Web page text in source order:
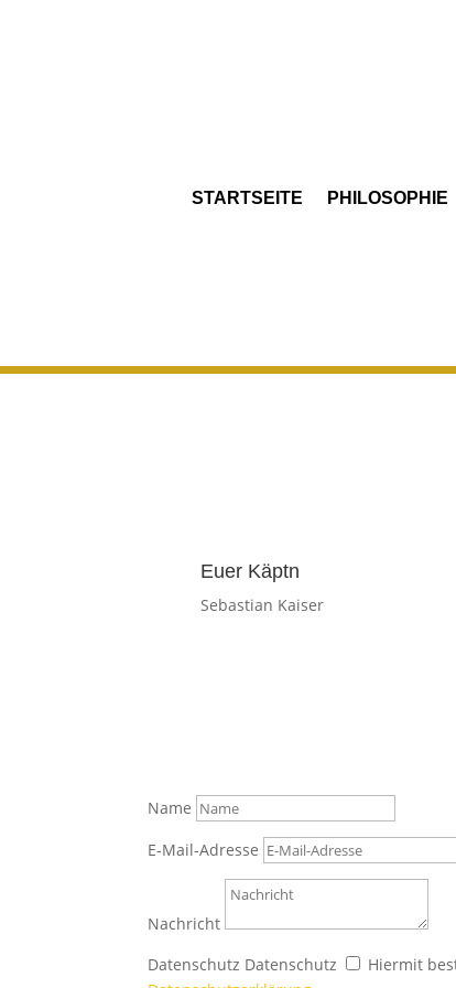
STARTSEITE PHILOSOPHIE
Euer Käptn
Sebastian Kaiser
Name
E-Mail-Adresse
Nachricht
Datenschutz Datenschutz
Hiermit